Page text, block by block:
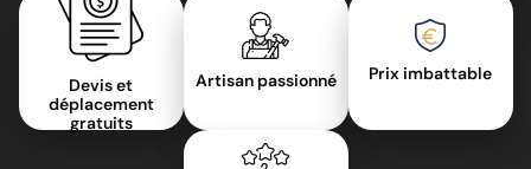
Devis et
déplacement
gratuits
Artisan passionné Prix imbattable